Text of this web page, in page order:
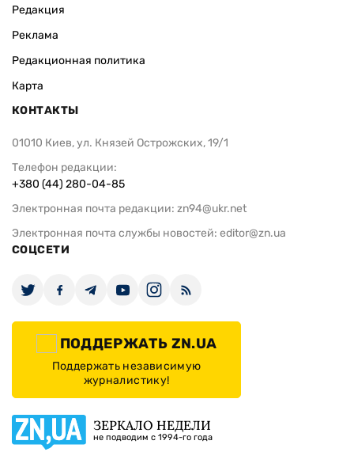
Редакция
Реклама
Редакционная политика
Карта
КОНТАКТЫ
01010 Киев, ул. Князей Острожских, 19/1
Телефон редакции:
+380 (44) 280-04-85
Электронная почта редакции: zn94@ukr.net
Электронная почта службы новостей: editor@zn.ua
СОЦСЕТИ
ПОДДЕРЖАТЬ ZN.UA
Поддержать независимую
журналистику!
ЗЕРКАЛО НЕДЕЛИ
не подводим с 1994-го года